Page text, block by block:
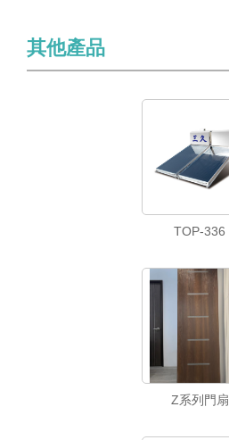
其他產品
TOP-336
Z系列門扇